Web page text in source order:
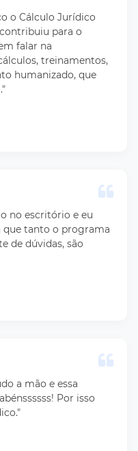
o Cálculo Jurídico
para o
falar na
treinamentos,
humanizado, que
no escritório e eu
que tanto o programa
de dúvidas, são
a mão e essa
Por isso